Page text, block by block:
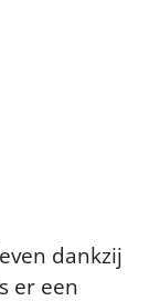
dankzij
er een